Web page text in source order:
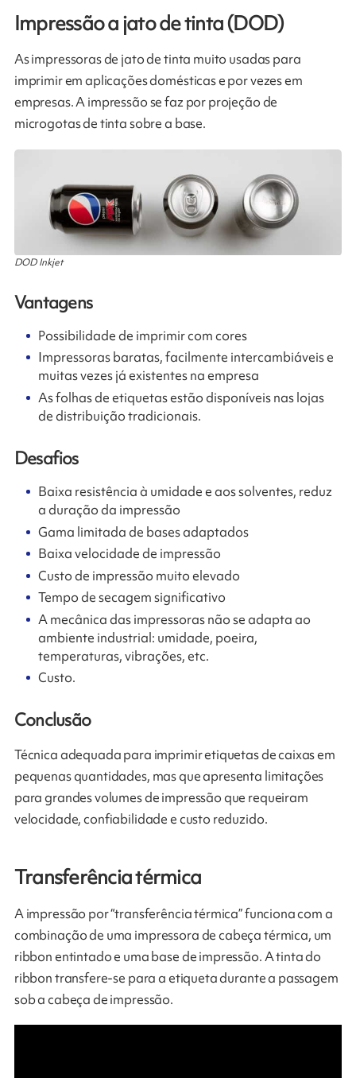
Impressão a jato de tinta (DOD)
As impressoras de jato de tinta muito usadas para
imprimir em aplicações domésticas e por vezes em
empresas. A impressão se faz por projeção de
microgotas de tinta sobre a base.
DOD Inkjet
Vantagens
Possibilidade de imprimir com cores
Impressoras baratas, facilmente intercambiáveis e
muitas vezes já existentes na empresa
As folhas de etiquetas estão disponíveis nas lojas
de distribuição tradicionais.
Desafios
Baixa resistência à umidade e aos solventes, reduz
a duração da impressão
Gama limitada de bases adaptados
Baixa velocidade de impressão
Custo de impressão muito elevado
Tempo de secagem significativo
A mecânica das impressoras não se adapta ao
ambiente industrial: umidade, poeira,
temperaturas, vibrações, etc.
Custo.
Conclusão
Técnica adequada para imprimir etiquetas de caixas em
pequenas quantidades, mas que apresenta limitações
para grandes volumes de impressão que requeiram
velocidade, confiabilidade e custo reduzido.​
Transferência térmica
A impressão por “transferência térmica” funciona com a
combinação de uma impressora de cabeça térmica, um
ribbon entintado e uma base de impressão. A tinta do
ribbon transfere-se para a etiqueta durante a passagem
sob a cabeça de impressão.